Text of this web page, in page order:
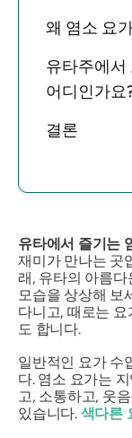
왜 염소 요
유타주에서
어디인가요
결론
유타에서 즐기는
재미가 만나는 곳
래, 유타의 아름
모습을 상상해 보
다니고, 때로는
도 합니다.
일반적인 요가 수
다. 염소 요가는
고, 소통하고, 웃
있습니다. 색다른